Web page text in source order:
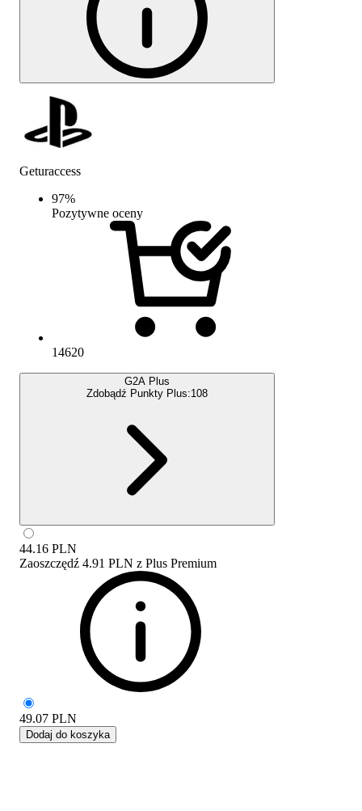
Geturaccess
97%
Pozytywne oceny
14620
G2A Plus
Zdobądź Punkty Plus:108
44.16 PLN
Zaoszczędź 4.91 PLN z Plus Premium
49.07 PLN
Dodaj do koszyka